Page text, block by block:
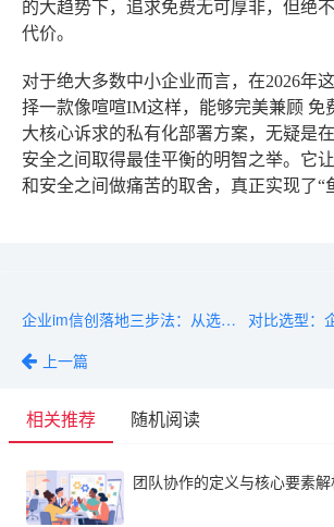
的大趋势下，追求免费无可厚非，但绝
代价。
对于绝大多数中小企业而言，在2026年
择一款像喧喧IM这样，能够完美兼顾 免
大核心诉求的私有化部署方案，无疑是
安全之间取得最佳平衡的明智之举。它
和安全之间做痛苦的取舍，真正实现了“
企业im信创落地三步法：从选型到迁移的策略盘点
上一篇
相关推荐 随机阅读